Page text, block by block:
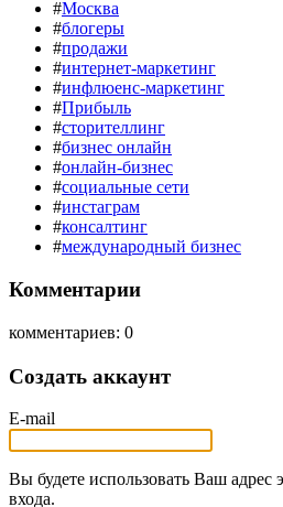
#Москва
#блогеры
#продажи
#интернет-маркетинг
#инфлюенс-маркетинг
#Прибыль
#сторителлинг
#бизнес онлайн
#онлайн-бизнес
#социальные сети
#инстаграм
#консалтинг
#международный бизнес
Комментарии
комментариев: 0
Создать аккаунт
E-mail
Вы будете использовать Ваш адрес
входа.